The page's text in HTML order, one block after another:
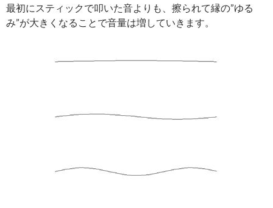
最初にスティックで叩いた音よりも、擦られて縁の”ゆる
み”が大きくなることで音量は増していきます。